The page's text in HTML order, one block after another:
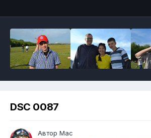
DSC 0087
Автор Mac